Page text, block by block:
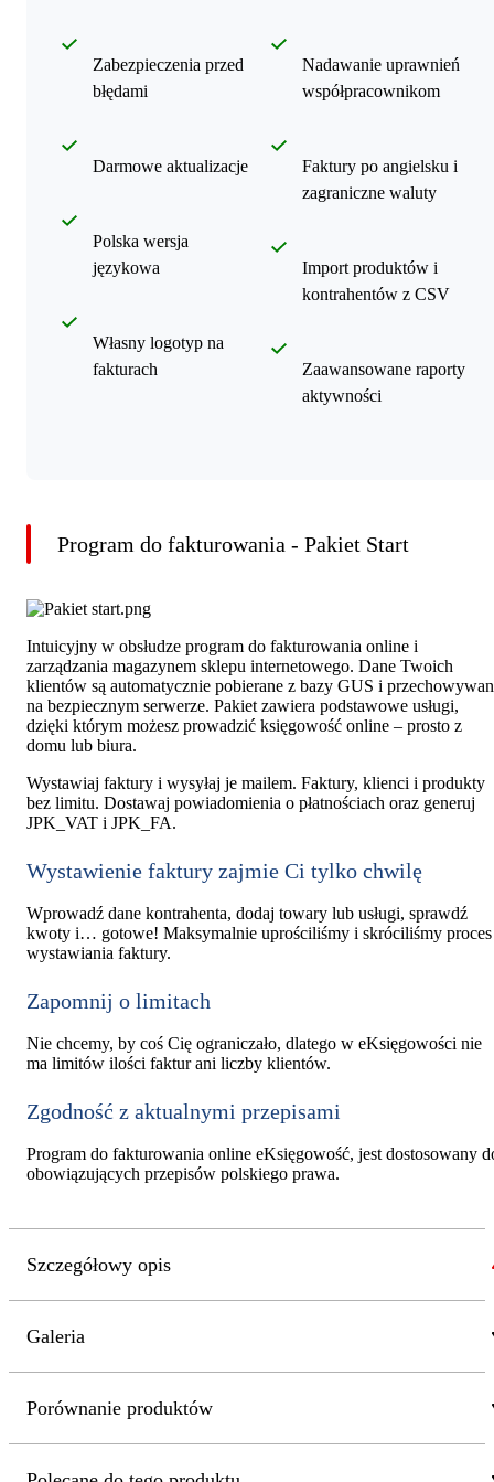
Zabezpieczenia przed
błędami
Darmowe aktualizacje
Polska wersja
językowa
Własny logotyp na
fakturach
Nadawanie uprawnień
współpracownikom
Faktury po angielsku i
zagraniczne waluty
Import produktów i
kontrahentów z CSV
Zaawansowane raporty
aktywności
Program do fakturowania - Pakiet Start
Intuicyjny w obsłudze program do fakturowania online i
zarządzania magazynem sklepu internetowego. Dane Twoich
klientów są automatycznie pobierane z bazy GUS i
na bezpiecznym serwerze. Pakiet zawiera podstawowe usługi,
dzięki którym możesz prowadzić księgowość online – prosto z
domu lub biura.
Wystawiaj faktury i wysyłaj je mailem. Faktury, klienci i produkty
bez limitu. Dostawaj powiadomienia o płatnościach oraz generuj
JPK_VAT i JPK_FA.
Wystawienie faktury zajmie Ci tylko chwilę
Wprowadź dane kontrahenta, dodaj towary lub usługi, sprawdź
kwoty i… gotowe! Maksymalnie uprościliśmy i skróciliśmy proces
wystawiania faktury.
Zapomnij o limitach
Nie chcemy, by coś Cię ograniczało, dlatego w eKsięgowości nie
ma limitów ilości faktur ani liczby klientów.
Zgodność z aktualnymi przepisami
Program do fakturowania online eKsięgowość, jest dostosowany
obowiązujących przepisów polskiego prawa.
Szczegółowy opis
Galeria
Porównanie produktów